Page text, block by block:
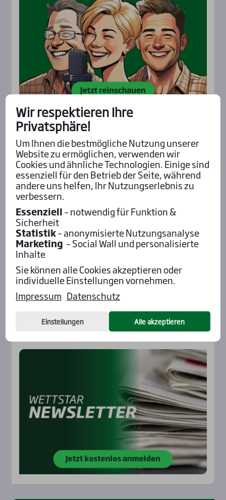
Aktu­el­les
Wir respektieren Ihre
Privatsphäre!
Um Ihnen die bestmögliche Nutzung unserer
Website zu ermöglichen, verwenden wir
Cookies und ähnliche Technologien. Einige sind
essenziell für den Betrieb der Seite, während
andere uns helfen, Ihr Nutzungserlebnis zu
verbessern.
Essenziell– notwendig für Funktion &
Sicherheit
Statistik– anonymisierte Nutzungsanalyse
Marketing – Social Wall und personalisierte
Inhalte
Sie können alle Cookies akzeptieren oder
individuelle Einstellungen vornehmen.
Impressum Datenschutz
Einstellungen Alle akzeptieren